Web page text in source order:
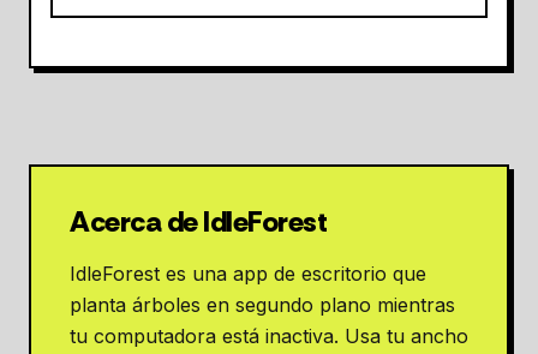
Acerca de IdleForest
IdleForest es una app de escritorio que
planta árboles en segundo plano mientras
tu computadora está inactiva. Usa tu ancho